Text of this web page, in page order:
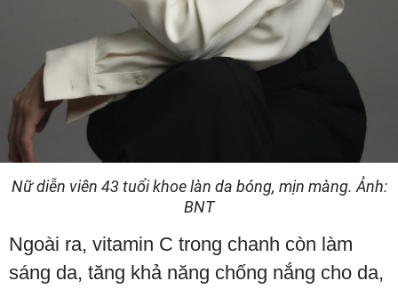
Nữ diễn viên 43 tuổi khoe làn da bóng, mịn màng. Ảnh:
BNT
Ngoài ra, vitamin C trong chanh còn làm
sáng da, tăng khả năng chống nắng cho da,